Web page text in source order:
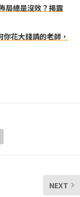
局總是沒效？揭露
花大錢請的老師，
NEXT